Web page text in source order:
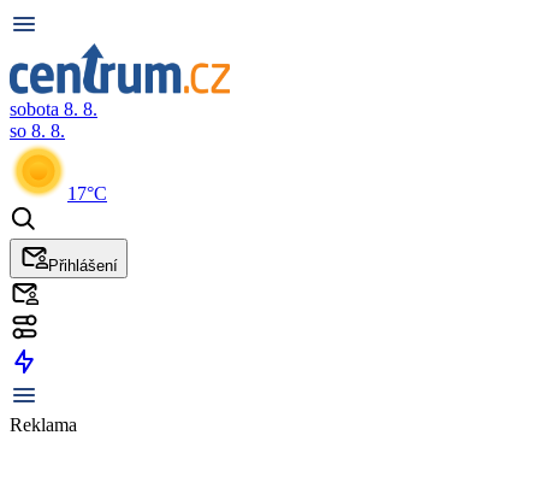
sobota 8. 8.
so 8. 8.
17°C
Přihlášení
Reklama